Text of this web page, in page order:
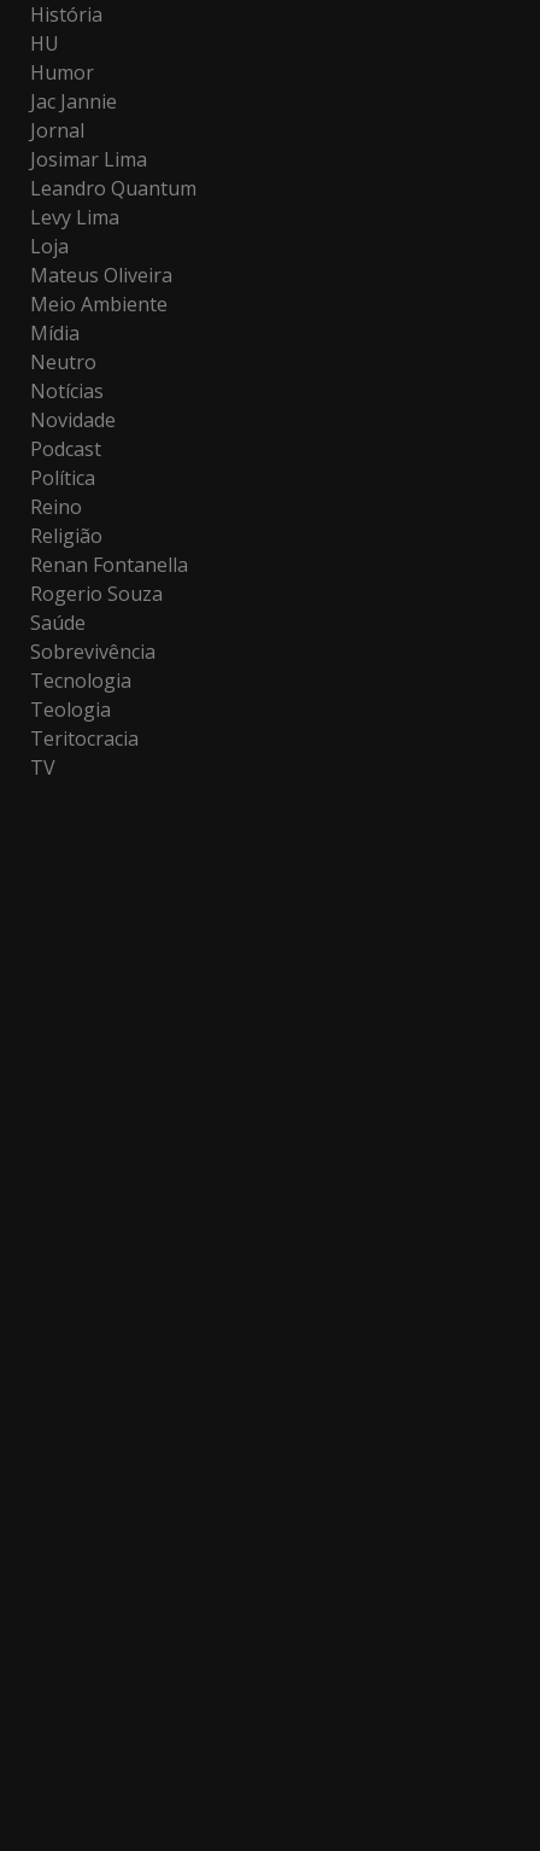
História
HU
Humor
Jac Jannie
Jornal
Josimar Lima
Leandro Quantum
Levy Lima
Loja
Mateus Oliveira
Meio Ambiente
Mídia
Neutro
Notícias
Novidade
Podcast
Política
Reino
Religião
Renan Fontanella
Rogerio Souza
Saúde
Sobrevivência
Tecnologia
Teologia
Teritocracia
TV